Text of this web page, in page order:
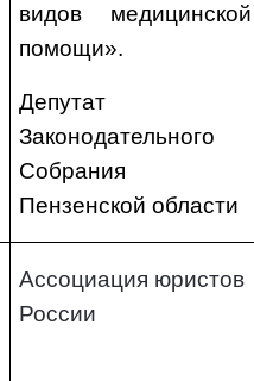
видов медицинской
помощи».
Депутат
Законодательного
Собрания
Пензенской области
Ассоциация юристов
России